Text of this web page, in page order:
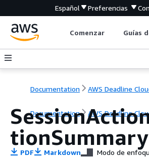
Español Preferencias
Comenzar Guías
Documentation AWS Deadline
Documentation AWS Deadline
tionSummary
PDF Markdown Modo de